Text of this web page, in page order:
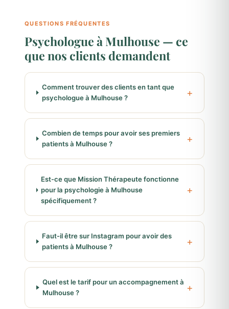
QUESTIONS FRÉQUENTES
Psychologue à Mulhouse — ce
que nos clients demandent
Comment trouver des clients en tant que
psychologue à Mulhouse ?
Combien de temps pour avoir ses premiers
patients à Mulhouse ?
Est-ce que Mission Thérapeute fonctionne
pour la psychologie à Mulhouse
spécifiquement ?
Faut-il être sur Instagram pour avoir des
patients à Mulhouse ?
Quel est le tarif pour un accompagnement à
Mulhouse ?